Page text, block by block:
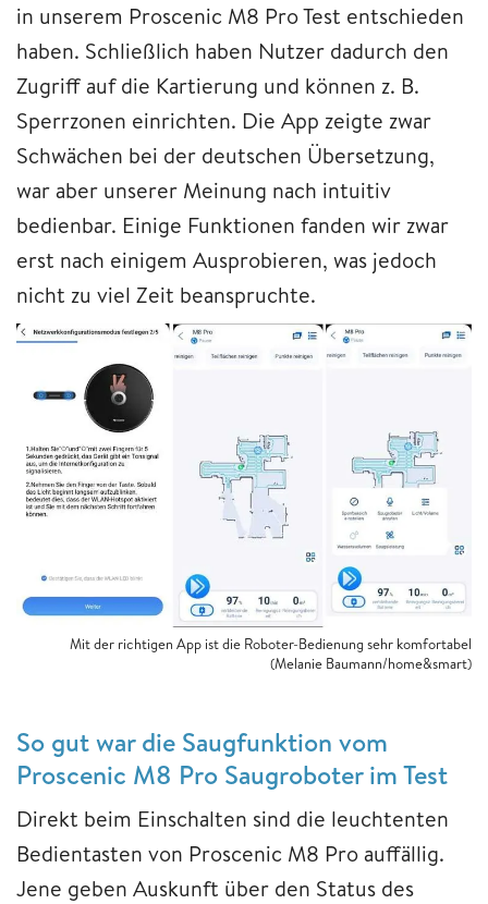
in unserem Proscenic M8 Pro Test entschieden
haben. Schließlich haben Nutzer dadurch den
Zugriff auf die Kartierung und können z. B.
Sperrzonen einrichten. Die App zeigte zwar
Schwächen bei der deutschen Übersetzung,
war aber unserer Meinung nach intuitiv
bedienbar. Einige Funktionen fanden wir zwar
erst nach einigem Ausprobieren, was jedoch
nicht zu viel Zeit beanspruchte.
Mit der richtigen App ist die Roboter-Bedienung sehr komfortabel
(Melanie Baumann/home&smart)
So gut war die Saugfunktion vom
Proscenic M8 Pro Saugroboter im Test
Direkt beim Einschalten sind die leuchtenten
Bedientasten von Proscenic M8 Pro auffällig.
Jene geben Auskunft über den Status des